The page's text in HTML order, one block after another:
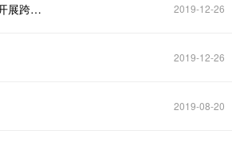
佛山照明2019年上半年净利1.67亿 积极开展与其他平台企业在智能领域开展跨界合作 2019-12-26
2019-12-26
2019-08-20